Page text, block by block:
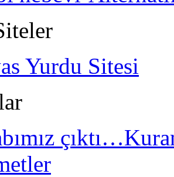
Yurdu Sitesi